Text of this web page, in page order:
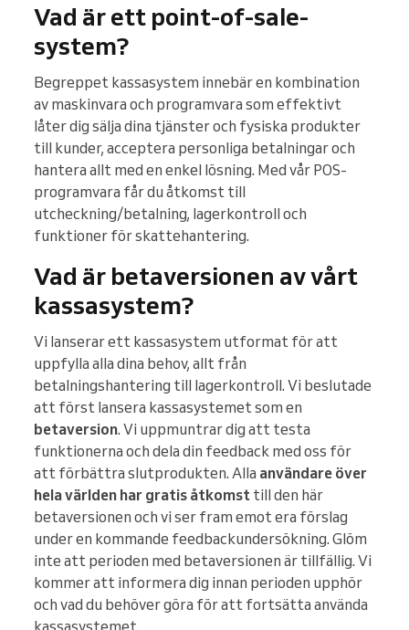
Vad är ett point-of-sale-
system?
Begreppet kassasystem innebär en kombination
av maskinvara och programvara som effektivt
låter dig sälja dina tjänster och fysiska produkter
till kunder, acceptera personliga betalningar och
hantera allt med en enkel lösning. Med vår POS-
programvara får du åtkomst till
utcheckning/betalning, lagerkontroll och
funktioner för skattehantering.
Vad är betaversionen av vårt
kassasystem?
Vi lanserar ett kassasystem utformat för att
uppfylla alla dina behov, allt från
betalningshantering till lagerkontroll. Vi beslutade
att först lansera kassasystemet som en
betaversion. Vi uppmuntrar dig att testa
funktionerna och dela din feedback med oss för
att förbättra slutprodukten. Alla användare över
hela världen har gratis åtkomst till den här
betaversionen och vi ser fram emot era förslag
under en kommande feedbackundersökning. Glöm
inte att perioden med betaversionen är tillfällig. Vi
kommer att informera dig innan perioden upphör
och vad du behöver göra för att fortsätta använda